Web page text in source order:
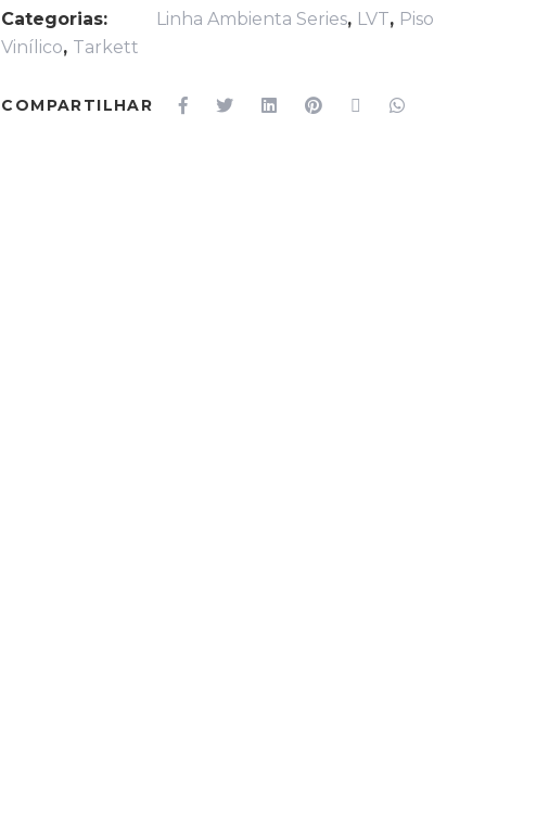
Categorias: Linha Ambienta Series, LVT, Piso
Vinílico, Tarkett
COMPARTILHAR